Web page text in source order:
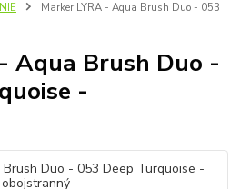
Marker LYRA - Aqua Brush Duo - 053
Aqua Brush Duo -
-